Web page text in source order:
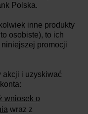
Polska.
inne produkty
osobiste), to ich
promocji
akcji i uzyskiwać
wniosek o
wraz z